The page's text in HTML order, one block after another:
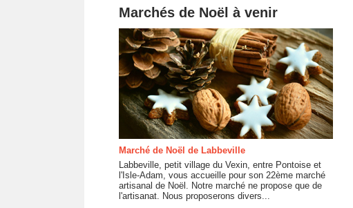
Marchés de Noël à venir
Marché de Noël de Labbeville
Labbeville, petit village du Vexin, entre Pontoise et
l'Isle-Adam, vous accueille pour son 22ème marché
artisanal de Noël. Notre marché ne propose que de
l'artisanat. Nous proposerons divers...